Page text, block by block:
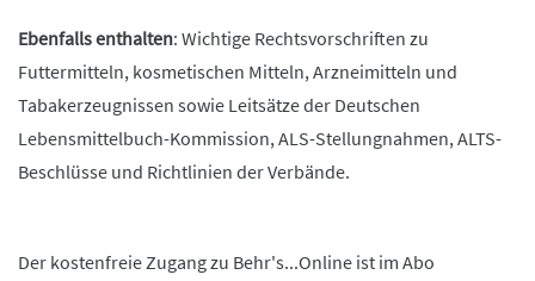
Ebenfalls enthalten: Wichtige Rechtsvorschriften zu
Futtermitteln, kosmetischen Mitteln, Arzneimitteln und
Tabakerzeugnissen sowie Leitsätze der Deutschen
Lebensmittelbuch-Kommission, ALS-Stellungnahmen, ALTS-
Beschlüsse und Richtlinien der Verbände.
Der kostenfreie Zugang zu Behr's...Online ist im Abo